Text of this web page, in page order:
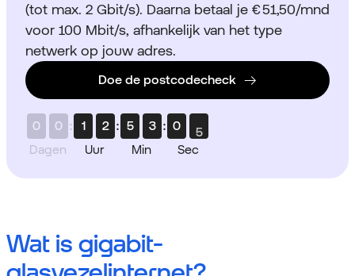
(tot max. 2 Gbit/s). Daarna betaal je € 51,50/mnd
voor 100 Mbit/s, afhankelijk van het type
netwerk op jouw adres.
Doe de postcodecheck
0
0
Dagen
: 1
2
Uur
: 5
3
Min
: 0
4
Sec
Wat is gigabit-